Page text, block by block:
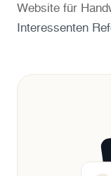
Website für
Interessenten